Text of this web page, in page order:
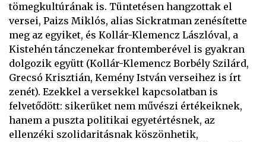
tömegkultúrának is. Tüntetésen hangzottak el
versei, Paizs Miklós, alias Sickratman zenésítette
meg az egyiket, és Kollár-Klemencz Lászlóval, a
Kistehén tánczenekar frontemberével is gyakran
dolgozik együtt (Kollár-Klemencz Borbély Szilárd,
Grecsó Krisztián, Kemény István verseihez is írt
zenét). Ezekkel a versekkel kapcsolatban is
felvetődött: sikerüket nem művészi értékeiknek,
hanem a puszta politikai egyetértésnek, az
ellenzéki szolidaritásnak köszönhetik,